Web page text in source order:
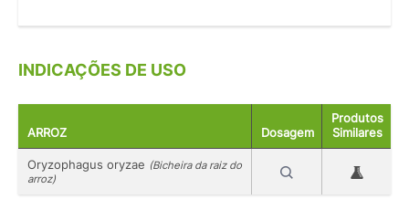
INDICAÇÕES DE USO
ARROZ Dosagem
Produtos
Similares
Oryzophagus oryzae (Bicheira da raiz do
arroz)